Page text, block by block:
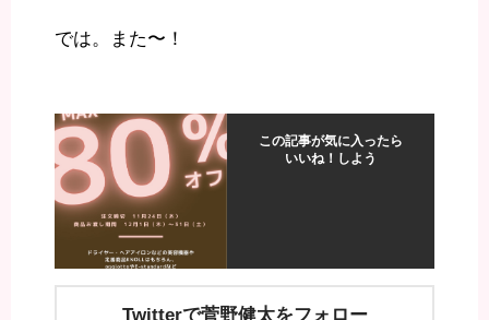
では。また〜！
この記事が気に入ったら
いいね！しよう
Twitterで菅野健太をフォロー